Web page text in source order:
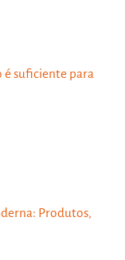
é suficiente para
Produtos,